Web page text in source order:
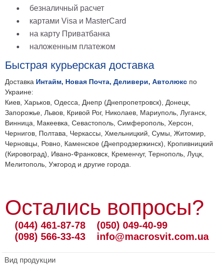
безналичный расчет
картами Visa и MasterCard
на карту Приватбанка
наложенным платежом
Быстрая курьерская доставка
Доставка Интайм, Новая Почта, Деливери, Автолюкс по
Украине:
Киев, Харьков, Одесса, Днепр (Днепропетровск), Донецк,
Запорожье, Львов, Кривой Рог, Николаев, Мариуполь, Луганск,
Винница, Макеевка, Севастополь, Симферополь, Херсон,
Чернигов, Полтава, Черкассы, Хмельницкий, Сумы, Житомир,
Черновцы, Ровно, Каменское (Днепродзержинск), Кропивницкий
(Кировоград), Ивано-Франковск, Кременчуг, Тернополь, Луцк,
Мелитополь, Ужгород и другие города.
Остались вопросы?
(044) 461-87-78
(098) 566-33-43
(050) 049-40-99
info@macrosvit.com.ua
Вид продукции